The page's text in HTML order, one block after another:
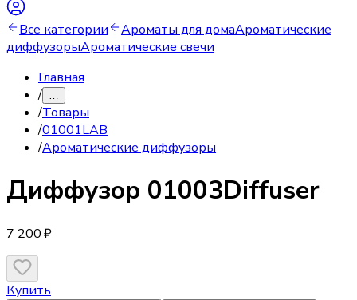
Все категории Ароматы для домаАроматические
диффузорыАроматические свечи
Главная
/ …
/Товары
/01001LAB
/Ароматические диффузоры
Диффузор 01003Diffuser
7 200 ₽
Купить